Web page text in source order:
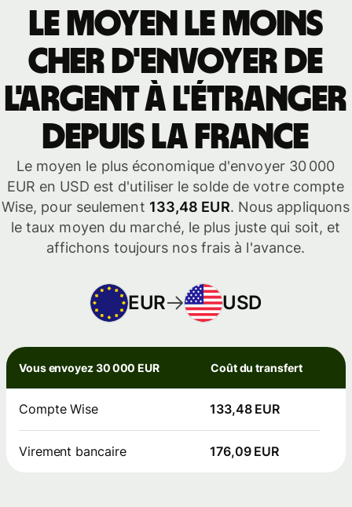
Le moyen le moins
cher d'envoyer de
l'argent à l'étranger
depuis la France
Le moyen le plus économique d'envoyer 30 000
EUR en USD est d'utiliser le solde de votre compte
Wise, pour seulement 133,48 EUR. Nous appliquons
le taux moyen du marché, le plus juste qui soit, et
affichons toujours nos frais à l'avance.
EUR USD
Vous envoyez 30 000 EUR Coût du transfert
Compte Wise 133,48 EUR
Virement bancaire 176,09 EUR